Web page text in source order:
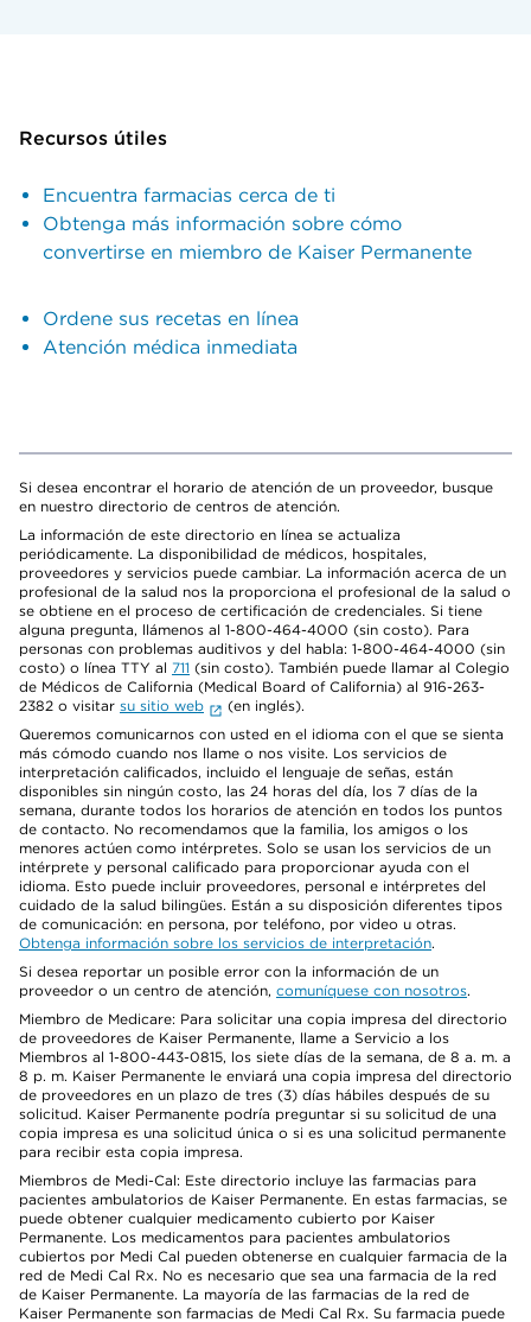
Recursos útiles
Encuentra farmacias cerca de ti
Obtenga más información sobre cómo
convertirse en miembro de Kaiser Permanente
Ordene sus recetas en línea
Atención médica inmediata
Si desea encontrar el horario de atención de un proveedor, busque
en nuestro directorio de centros de atención.
La información de este directorio en línea se actualiza
periódicamente. La disponibilidad de médicos, hospitales,
proveedores y servicios puede cambiar. La información acerca de un
profesional de la salud nos la proporciona el profesional de la salud o
se obtiene en el proceso de certificación de credenciales. Si tiene
alguna pregunta, llámenos al 1-800-464-4000 (sin costo). Para
personas con problemas auditivos y del habla: 1-800-464-4000 (sin
costo) o línea TTY al 711 (sin costo). También puede llamar al Colegio
de Médicos de California (Medical Board of California) al 916-263-
2382 o visitar su sitio web
(en inglés).
Queremos comunicarnos con usted en el idioma con el que se sienta
más cómodo cuando nos llame o nos visite. Los servicios de
interpretación calificados, incluido el lenguaje de señas, están
disponibles sin ningún costo, las 24 horas del día, los 7 días de la
semana, durante todos los horarios de atención en todos los puntos
de contacto. No recomendamos que la familia, los amigos o los
menores actúen como intérpretes. Solo se usan los servicios de un
intérprete y personal calificado para proporcionar ayuda con el
idioma. Esto puede incluir proveedores, personal e intérpretes del
cuidado de la salud bilingües. Están a su disposición diferentes tipos
de comunicación: en persona, por teléfono, por video u otras.
Obtenga información sobre los servicios de interpretación.
Si desea reportar un posible error con la información de un
proveedor o un centro de atención, comuníquese con nosotros.
Miembro de Medicare: Para solicitar una copia impresa del directorio
de proveedores de Kaiser Permanente, llame a Servicio a los
Miembros al 1-800-443-0815, los siete días de la semana, de 8 a. m. a
8 p. m. Kaiser Permanente le enviará una copia impresa del directorio
de proveedores en un plazo de tres (3) días hábiles después de su
solicitud. Kaiser Permanente podría preguntar si su solicitud de una
copia impresa es una solicitud única o si es una solicitud permanente
para recibir esta copia impresa.
Miembros de Medi-Cal: Este directorio incluye las farmacias para
pacientes ambulatorios de Kaiser Permanente. En estas farmacias, se
puede obtener cualquier medicamento cubierto por Kaiser
Permanente. Los medicamentos para pacientes ambulatorios
cubiertos por Medi Cal pueden obtenerse en cualquier farmacia de la
red de Medi Cal Rx. No es necesario que sea una farmacia de la red
de Kaiser Permanente. La mayoría de las farmacias de la red de
Kaiser Permanente son farmacias de Medi Cal Rx. Su farmacia puede